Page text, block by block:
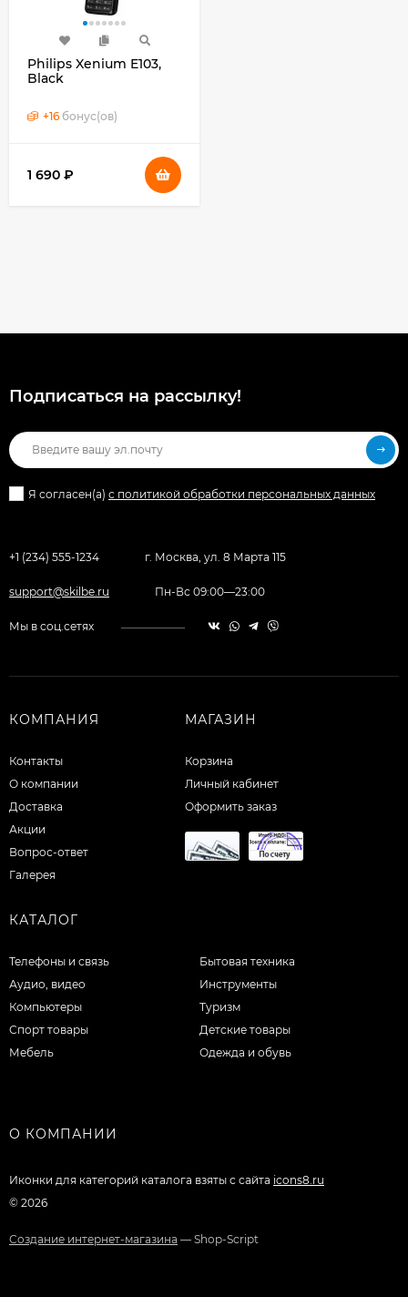
Philips Xenium E103,
Black
+16 бонус(ов)
1 690 ₽
Подписаться на рассылкy!
Я согласен(a) с политикой обработки персональных данных
+1 (234) 555-1234 г. Москва, ул. 8 Марта 115
support@skilbe.ru Пн-Вс 09:00—23:00
Мы в соц.сетях
КОМПАНИЯ
Контакты
О компании
Доставка
Акции
Вопрос-ответ
Галерея
МАГАЗИН
Корзина
Личный кабинет
Оформить заказ
КАТАЛОГ
Телефоны и связь
Аудио, видео
Компьютеры
Спорт товары
Мебель
Бытовая техника
Инструменты
Туризм
Детские товары
Одежда и обувь
О КОМПАНИИ
Иконки для категорий каталога взяты с сайта icons8.ru
© 2026
Создание интернет-магазина — Shop-Script